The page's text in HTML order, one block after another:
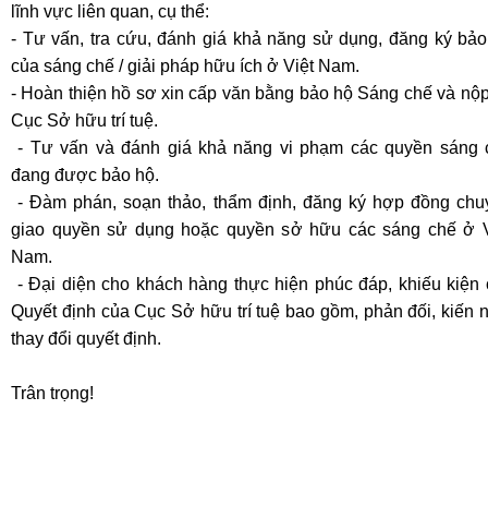
lĩnh vực liên quan, cụ thể:
- Tư vấn, tra cứu, đánh giá khả năng sử dụng, đăng ký
của sáng chế / giải pháp hữu ích ở Việt Nam.
- Hoàn thiện hồ sơ xin cấp văn bằng bảo hộ Sáng chế và
Cục Sở hữu trí tuệ.
- Tư vấn và đánh giá khả năng vi phạm các quyền sáng
đang được bảo hộ.
- Đàm phán, soạn thảo, thẩm định, đăng ký hợp đồng
giao quyền sử dụng hoặc quyền sở hữu các sáng chế ở
Nam.
- Đại diện cho khách hàng thực hiện phúc đáp, khiếu kiện
Quyết định của Cục Sở hữu trí tuệ bao gồm, phản đối, kiến
thay đổi quyết định.
Trân trọng!